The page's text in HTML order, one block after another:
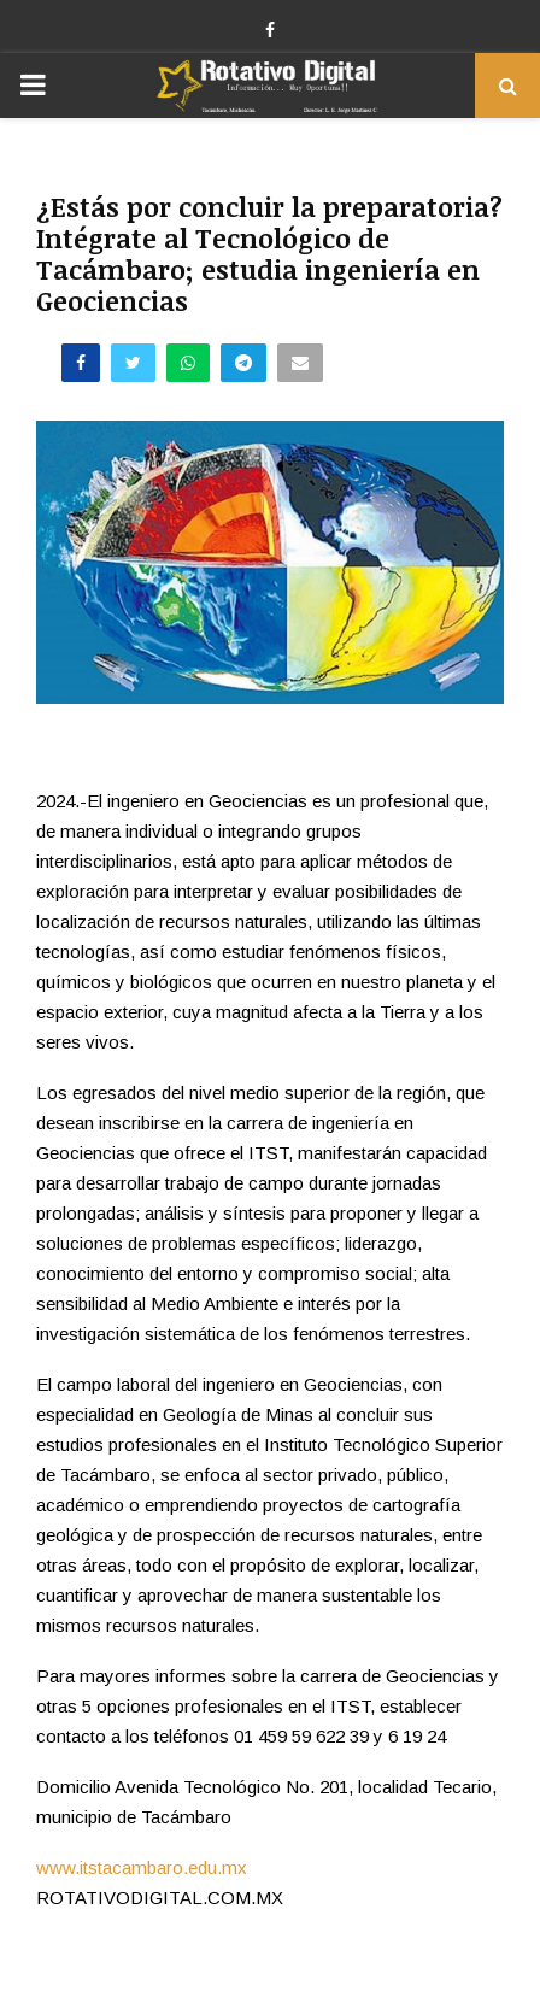
Facebook
PRIMARY
¿Estás por concluir la preparatoria?
Intégrate al Tecnológico de
Tacámbaro; estudia ingeniería en
Geociencias
2024.-El ingeniero en Geociencias es un profesional que,
de manera individual o integrando grupos
interdisciplinarios, está apto para aplicar métodos de
exploración para interpretar y evaluar posibilidades de
localización de recursos naturales, utilizando las últimas
tecnologías, así como estudiar fenómenos físicos,
químicos y biológicos que ocurren en nuestro planeta y el
espacio exterior, cuya magnitud afecta a la Tierra y a los
seres vivos.
Los egresados del nivel medio superior de la región, que
desean inscribirse en la carrera de ingeniería en
Geociencias que ofrece el ITST, manifestarán capacidad
para desarrollar trabajo de campo durante jornadas
prolongadas; análisis y síntesis para proponer y llegar a
soluciones de problemas específicos; liderazgo,
conocimiento del entorno y compromiso social; alta
sensibilidad al Medio Ambiente e interés por la
investigación sistemática de los fenómenos terrestres.
El campo laboral del ingeniero en Geociencias, con
especialidad en Geología de Minas al concluir sus
estudios profesionales en el Instituto Tecnológico Superior
de Tacámbaro, se enfoca al sector privado, público,
académico o emprendiendo proyectos de cartografía
geológica y de prospección de recursos naturales, entre
otras áreas, todo con el propósito de explorar, localizar,
cuantificar y aprovechar de manera sustentable los
mismos recursos naturales.
Para mayores informes sobre la carrera de Geociencias y
otras 5 opciones profesionales en el ITST, establecer
contacto a los teléfonos 01 459 59 622 39 y 6 19 24
Domicilio Avenida Tecnológico No. 201, localidad Tecario,
municipio de Tacámbaro
www.itstacambaro.edu.mx
ROTATIVODIGITAL.COM.MX